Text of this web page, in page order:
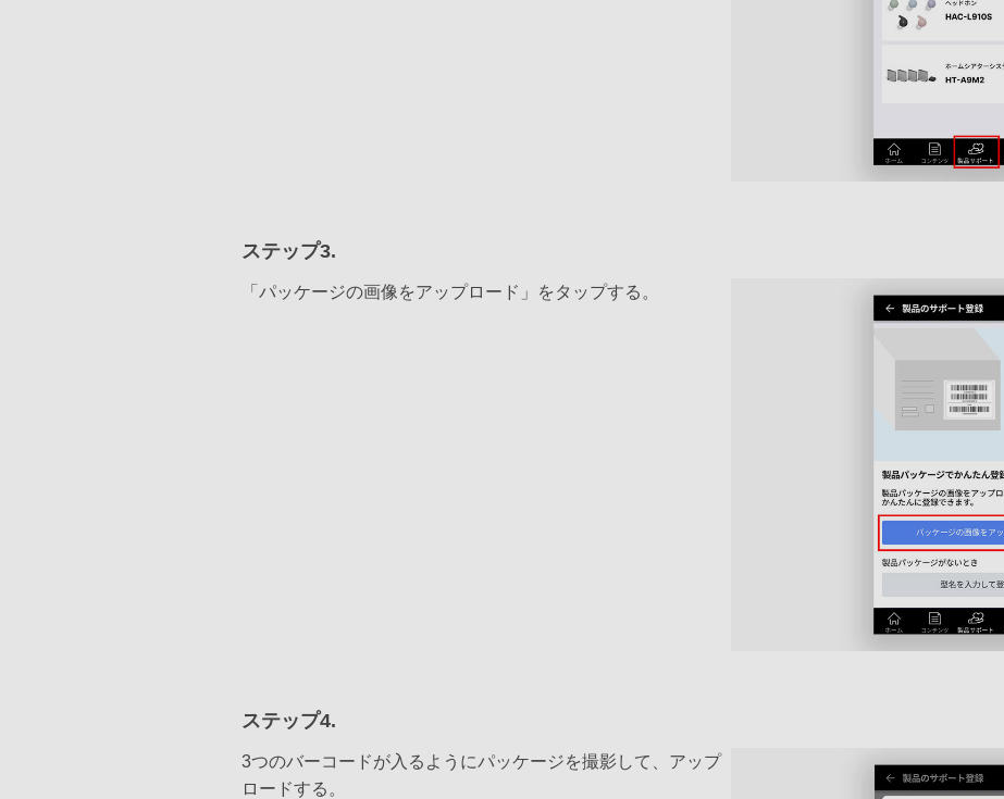
ステップ3.
「パッケージの画像をアップロード」をタップする。
ステップ4.
3つのバーコードが入るようにパッケージを撮影して、アップ
ロードする。